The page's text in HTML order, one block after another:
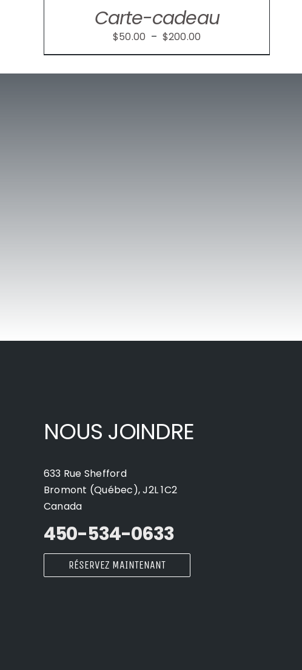
Carte-cadeau
$50.00 – $200.00
de
NOUS JOINDRE
633 Rue Shefford
Bromont (Québec), J2L 1C2
Canada
450-534-0633
RÉSERVEZ MAINTENANT